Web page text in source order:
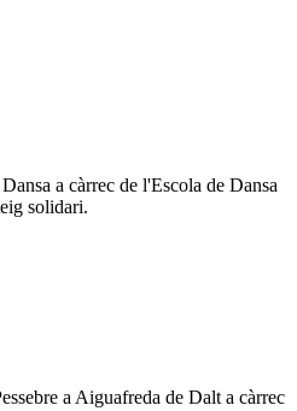
a càrrec de l'Escola de Dansa
solidari.
a Aiguafreda de Dalt a càrrec